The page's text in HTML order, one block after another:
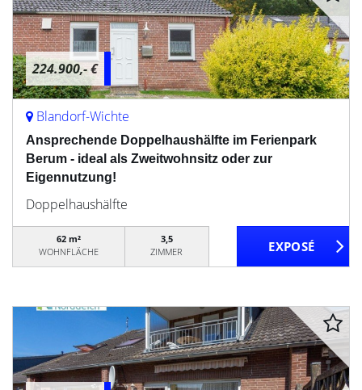
224.900,- €
Blandorf-Wichte
Ansprechende Doppelhaushälfte im Ferienpark
Berum - ideal als Zweitwohnsitz oder zur
Eigennutzung!
Doppelhaushälfte
62 m²
WOHNFLÄCHE
3,5
ZIMMER